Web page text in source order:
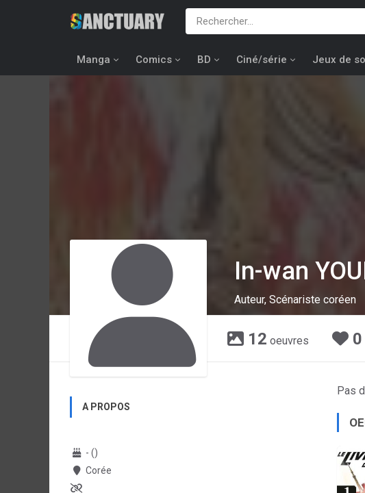
Manga Comics BD Ciné/série Jeux de
In-wan
Auteur, Scénariste coréen
12 oeuvres 0
A PROPOS
- ()
Corée
Pas